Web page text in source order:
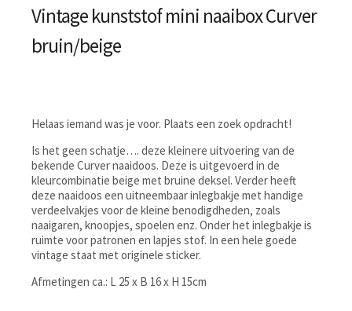
Vintage kunststof mini naaibox Curver
bruin/beige
Helaas iemand was je voor. Plaats een zoek opdracht!
Is het geen schatje…. deze kleinere uitvoering van de
bekende Curver naaidoos. Deze is uitgevoerd in de
kleurcombinatie beige met bruine deksel. Verder heeft
deze naaidoos een uitneembaar inlegbakje met handige
verdeelvakjes voor de kleine benodigdheden, zoals
naaigaren, knoopjes, spoelen enz. Onder het inlegbakje is
ruimte voor patronen en lapjes stof. In een hele goede
vintage staat met originele sticker.
Afmetingen ca.: L 25 x B 16 x H 15cm